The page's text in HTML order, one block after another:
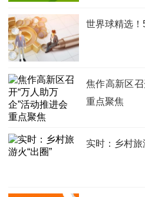
世界球精选
焦作高新区召
重点聚焦
实时：乡村旅